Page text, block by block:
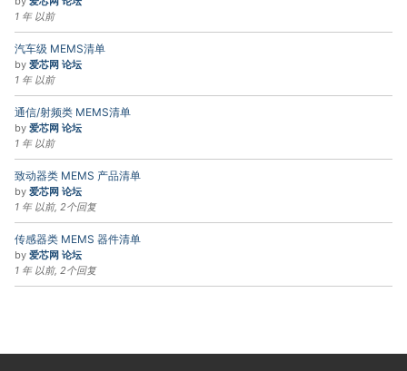
1 年 以前
汽车级 MEMS清单
by 爱芯网 论坛
1 年 以前
通信/射频类 MEMS清单
by 爱芯网 论坛
1 年 以前
致动器类 MEMS 产品清单
by 爱芯网 论坛
1 年 以前, 2个回复
传感器类 MEMS 器件清单
by 爱芯网 论坛
1 年 以前, 2个回复